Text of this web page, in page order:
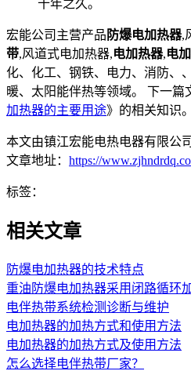
十年之久。
宏能公司主营产品 防爆电加热器,
带,风道式电加热器,电加热器,电
化、化工、钢铁、电力、消防、
暖、太阳能伴热等领域。 下一篇
加热器的主要用途》的相关知识。
本文由镇江宏能电热电器有限公
文章地址： https://
标签：
相关文章
防爆电加热器的技术特点
重油防爆电加热器采用闭路循环
电伴热带系统检测诊断与维护
电加热器的加热方式和使用方法
电加热器的加热方式及使用方法
怎么选择电伴热带厂家？